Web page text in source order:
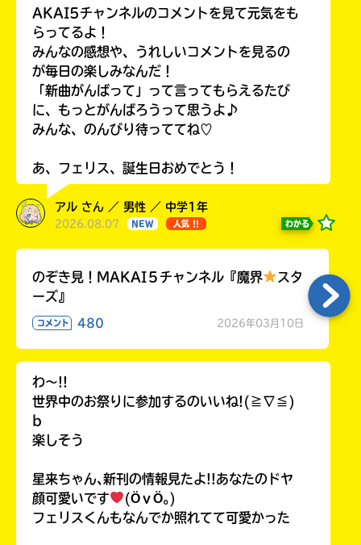
AKAI5チャンネルのコメントを見て元気をも
らってるよ！
みんなの感想や、うれしいコメントを見るの
が毎日の楽しみなんだ！
「新曲がんばって」って言ってもらえるたび
に、もっとがんばろうって思うよ♪
みんな、のんびり待っててね♡
あ、フェリス、誕生日おめでとう！
アル さん ／ 男性 ／ 中学1年
2026.08.07 NEW 人気 !! わかる
のぞき見！MAKAI５チャンネル『魔界
スタ
ーズ』
コメント 480 2026年03月10日
わ〜!!
世界中のお祭りに参加するのいいね!(≧∇≦)
b
楽しそう
星来ちゃん､新刊の情報見たよ!!あなたのドヤ
顔可愛いです
(ӦｖӦ｡)
フェリスくんもなんでか照れてて可愛かった